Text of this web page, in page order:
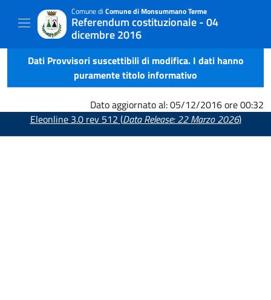
Comune di Comune di Monsummano Terme
Referendum costituzionale - 04
dicembre 2016
Dati Provvisori suscettibili di modifica. I dati hanno
puramente titolo informativo
Dato aggiornato al: 05/12/2016 ore 00:32
Eleonline 3.0 rev 512 (Data Release: 22 Marzo 2026)